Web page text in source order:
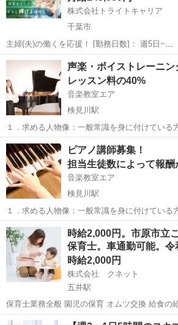
株式会社トライトキャリア
千葉市
主婦(夫)の働くを応援！ [勤務日数]： 週5日~
06:45~15:45/08:30~17:30/11:15~20:15 [勤務地・最寄駅]： 千葉県千葉
市中央区矢作町823-56 非公開 県庁前(千葉県)
千葉 千葉市 保育士
声楽・ボイストレーニン
レッスン料の40%
音楽教室エア
検見川駅
１．求める人物像：一般常識を身に付けている
ている「生徒の『したい』『やりたい』を尊重
な自立を促す」などに共感していただける方。 ２．勤務曜日：火～日
曜日の全日、もしくは都合の合う...
千葉 千葉市 検見川駅 教育
ピアノ講師募集！
担当生徒数によって報酬
音楽教室エア
検見川駅
１．求める人物像：一般常識を身に付けている
ている「生徒の『したい』『やりたい』を尊重
な自立を促す」などに共感していただける方。 ２．勤務曜日：月曜日
の午前、木・金・日曜日の全日、...
千葉 千葉市 検見川駅 教育
時給2,000円。市原市立
保育士。車通勤可能。
時給2,000円
株式会社 クネット
五井駅
保育士業務全般 園児の保育 オムツ交換 給食の給仕 室内の片付け・清
掃など お便り帳などの記入 その他保育に付随
千葉 市原市 五井駅 保育士